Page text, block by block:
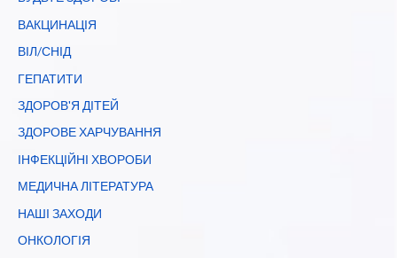
ВАКЦИНАЦІЯ
ВІЛ/СНІД
ГЕПАТИТИ
ЗДОРОВ'Я ДІТЕЙ
ЗДОРОВЕ ХАРЧУВАННЯ
ІНФЕКЦІЙНІ ХВОРОБИ
МЕДИЧНА ЛІТЕРАТУРА
НАШІ ЗАХОДИ
ОНКОЛОГІЯ